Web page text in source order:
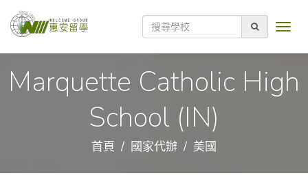
Marquette Catholic High
School (IN)
首頁 國家代辦 美國